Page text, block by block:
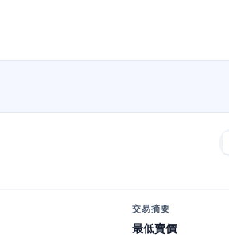
交易摘要
最低賣價